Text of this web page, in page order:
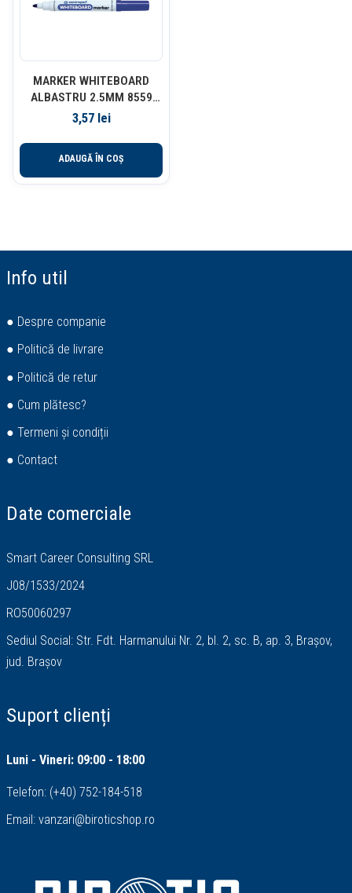
MARKER WHITEBOARD
ALBASTRU 2.5MM 8559
CENTROPEN
3,57 lei
ADAUGĂ ÎN COȘ
Info util
● Despre companie
● Politică de livrare
● Politică de retur
● Cum plătesc?
● Termeni și condiții
● Contact
Date comerciale
Smart Career Consulting SRL
J08/1533/2024
RO50060297
Sediul Social: Str. Fdt. Harmanului Nr. 2, bl. 2, sc. B, ap. 3, Brașov,
jud. Brașov
Suport clienți
Luni - Vineri: 09:00 - 18:00
Telefon: (+40) 752-184-518
Email: vanzari@biroticshop.ro